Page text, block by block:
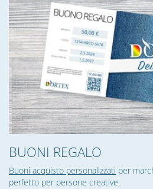
BUONI REGALO
Buoni acquisto personalizzati per
perfetto per persone creative.